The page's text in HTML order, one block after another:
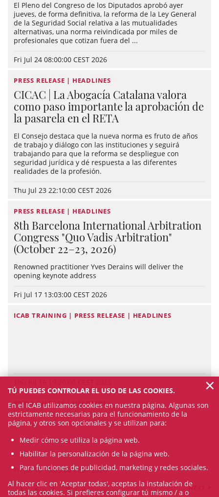
El Pleno del Congreso de los Diputados aprobó ayer
jueves, de forma definitiva, la reforma de la Ley General
de la Seguridad Social relativa a las mutualidades
alternativas, una norma reivindicada por miles de
profesionales que cotizan fuera del ...
Fri Jul 24 08:00:00 CEST 2026
PRESS RELEASE | HEADLINES
CICAC | La Abogacía Catalana valora
como paso importante la aprobación de
la pasarela en el RETA
El Consejo destaca que la nueva norma es fruto de años
de trabajo y diálogo con las instituciones y seguirá
trabajando para que la reforma se despliegue con
seguridad jurídica y dé respuesta a las diferentes
realidades de la profesión.
Thu Jul 23 22:10:00 CEST 2026
PRESS RELEASE | HEADLINES
8th Barcelona International Arbitration
Congress "Quo Vadis Arbitration"
(October 22–23, 2026)
Renowned practitioner Yves Derains will deliver the
opening keynote address
Fri Jul 17 13:03:00 CEST 2026
ICAB TRAINING | PRESS RELEASE | HEADLINES
PRESS RELEASE | HEADLINES
Fri Jul 10 15:03:00 CEST 2026
1 2 3 4 5 NEXT
TÚ PUEDES CONTROLAR EL USO DE LAS COOKIES.
En el ICAB utilizamos cookies en nuestra página. Algunas son
estrictamente necesarias para el funcionamiento de la
página, y otros son opcionales y se utilizan para:
Medir cómo se utiliza la página web.
Habilitar la personalización de la página web.
Para funciones de publicidad, marketing y redes sociales.
Al hacer clic en 'Aceptar todas', aceptas la instalación de
todas las cookies. Si prefieres configurar tú mismo / a o
×